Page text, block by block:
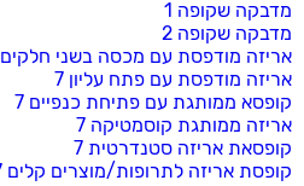
מדבקה שקופה 1
מדבקה שקופה 2
אריזה מודפסת עם מכסה בשני חלקים 7
אריזה מודפסת עם פתח עליון 7
קופסא ממותגת עם פתיחת כנפיים 7
אריזה ממותגת קוסמטיקה 7
קופסאת אריזה סטנדרטית 7
קופסת אריזה לתרופות/מוצרים קלים 7